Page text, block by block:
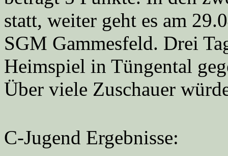
statt, weiter geht es am
SGM Gammesfeld. Drei
Heimspiel in Tüngental
Über viele Zuschauer
C-Jugend Ergebnisse: